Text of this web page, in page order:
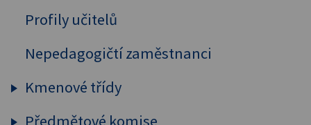
Profily učitelů
Nepedagogičtí zaměstnanci
Kmenové třídy
Prima